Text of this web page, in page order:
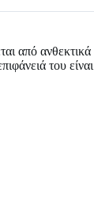
από ανθεκτικά
του είναι